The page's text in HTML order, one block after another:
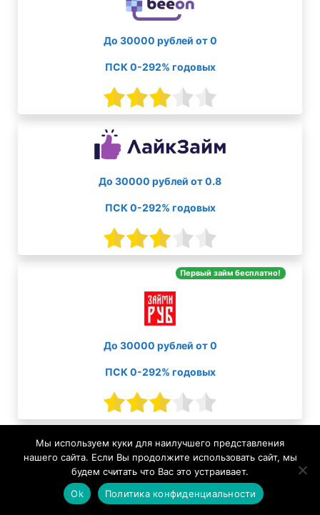
До 30000 рублей от 0
ПСК 0-292% годовых
До 30000 рублей от 0.8
ПСК 0-292% годовых
Первый займ бесплатно!
До 30000 рублей от 0
ПСК 0-292% годовых
Мы используем куки для наилучшего представления
нашего сайта. Если Вы продолжите использовать сайт, мы
будем считать что Вас это устраивает.
Ok
Политика конфиденциальности